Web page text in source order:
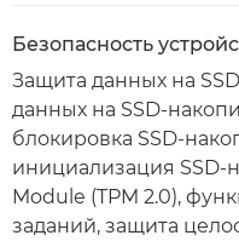
Безопасность
Защита данных на
данных на SSD-
блокировка SSD-
инициализация SSD-
Module (TPM 2.0),
заданий, защита